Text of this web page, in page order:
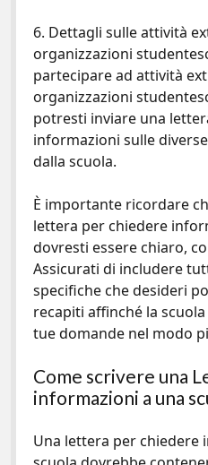
6. Dettagli sulle attività
organizzazioni
partecipare ad attività
organizzazioni
potresti inviare una
informazioni sulle
dalla scuola.
È importante ricordare
lettera per chiedere
dovresti essere chiaro,
Assicurati di includere
specifiche che desideri
recapiti affinché la
tue domande nel modo
Come scrivere una
informazioni a una
Una lettera per chiedere